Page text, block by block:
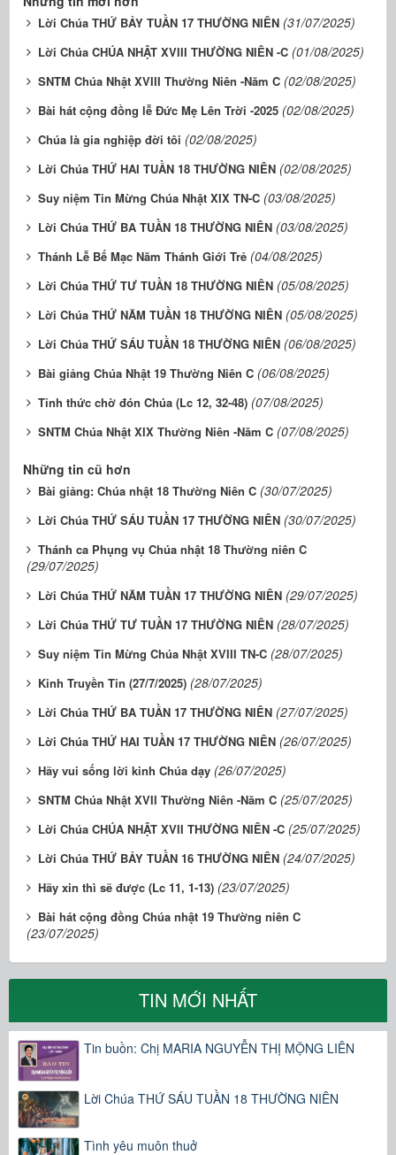
Lời Chúa THỨ BẢY TUẦN 17 THƯỜNG NIÊN (31/07/2025)
Lời Chúa CHÚA NHẬT XVIII THƯỜNG NIÊN -C (01/08/2025)
SNTM Chúa Nhật XVIII Thường Niên -Năm C (02/08/2025)
Bài hát cộng đồng lễ Đức Mẹ Lên Trời -2025 (02/08/2025)
Chúa là gia nghiệp đời tôi (02/08/2025)
Lời Chúa THỨ HAI TUẦN 18 THƯỜNG NIÊN (02/08/2025)
Suy niệm Tin Mừng Chúa Nhật XIX TN-C (03/08/2025)
Lời Chúa THỨ BA TUẦN 18 THƯỜNG NIÊN (03/08/2025)
Thánh Lễ Bế Mạc Năm Thánh Giới Trẻ (04/08/2025)
Lời Chúa THỨ TƯ TUẦN 18 THƯỜNG NIÊN (05/08/2025)
Lời Chúa THỨ NĂM TUẦN 18 THƯỜNG NIÊN (05/08/2025)
Lời Chúa THỨ SÁU TUẦN 18 THƯỜNG NIÊN (06/08/2025)
Bài giảng Chúa Nhật 19 Thường Niên C (06/08/2025)
Tỉnh thức chờ đón Chúa (Lc 12, 32-48) (07/08/2025)
SNTM Chúa Nhật XIX Thường Niên -Năm C (07/08/2025)
Những tin cũ hơn
Bài giảng: Chúa nhật 18 Thường Niên C (30/07/2025)
Lời Chúa THỨ SÁU TUẦN 17 THƯỜNG NIÊN (30/07/2025)
Thánh ca Phụng vụ Chúa nhật 18 Thường niên C
(29/07/2025)
Lời Chúa THỨ NĂM TUẦN 17 THƯỜNG NIÊN (29/07/2025)
Lời Chúa THỨ TƯ TUẦN 17 THƯỜNG NIÊN (28/07/2025)
Suy niệm Tin Mừng Chúa Nhật XVIII TN-C (28/07/2025)
Kinh Truyền Tin (27/7/2025) (28/07/2025)
Lời Chúa THỨ BA TUẦN 17 THƯỜNG NIÊN (27/07/2025)
Lời Chúa THỨ HAI TUẦN 17 THƯỜNG NIÊN (26/07/2025)
Hãy vui sống lời kinh Chúa dạy (26/07/2025)
SNTM Chúa Nhật XVII Thường Niên -Năm C (25/07/2025)
Lời Chúa CHÚA NHẬT XVII THƯỜNG NIÊN -C (25/07/2025)
Lời Chúa THỨ BẢY TUẦN 16 THƯỜNG NIÊN (24/07/2025)
Hãy xin thì sẽ được (Lc 11, 1-13) (23/07/2025)
Bài hát cộng đồng Chúa nhật 19 Thường niên C
(23/07/2025)
TIN MỚI NHẤT
Tin buồn: Chị MARIA NGUYỄN THỊ MỘNG LIÊN
Lời Chúa THỨ SÁU TUẦN 18 THƯỜNG NIÊN
Tình yêu muôn thuở